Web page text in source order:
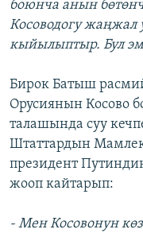
боюнча анын
Косоводогу жаңжал
кыйылыптыр. Бул
Бирок Батыш
Орусиянын Косово
талашында суу
Штаттардын
президент
жооп кайтарып:
- Мен Косовонун